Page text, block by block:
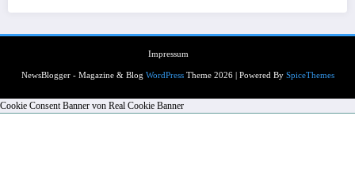
Impressum
NewsBlogger - Magazine & Blog WordPressTheme 2026 | Powered By SpiceThemes
Cookie Consent Banner von Real Cookie Banner